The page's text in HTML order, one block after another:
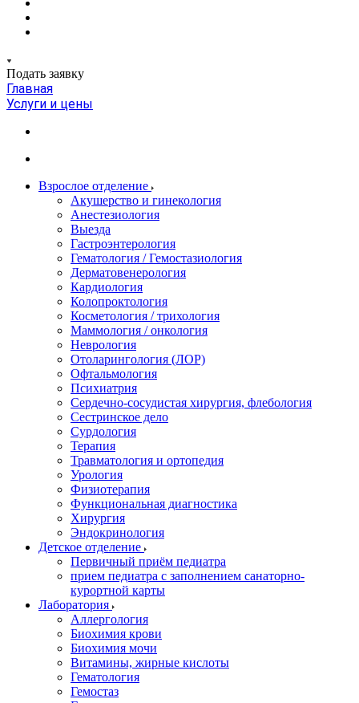
Подать заявку
Главная
Услуги и цены
Взрослое отделение
Акушерство и гинекология
Анестезиология
Выезда
Гастроэнтерология
Гематология / Гемостазиология
Дерматовенерология
Кардиология
Колопроктология
Косметология / трихология
Маммология / онкология
Неврология
Отоларингология (ЛОР)
Офтальмология
Психиатрия
Сердечно-сосудистая хирургия, флебология
Сестринское дело
Сурдология
Терапия
Травматология и ортопедия
Урология
Физиотерапия
Функциональная диагностика
Хирургия
Эндокринология
Детское отделение
Первичный приём педиатра
прием педиатра с заполнением санаторно-
курортной карты
Лаборатория
Аллергология
Биохимия крови
Биохимия мочи
Витамины, жирные кислоты
Гематология
Гемостаз